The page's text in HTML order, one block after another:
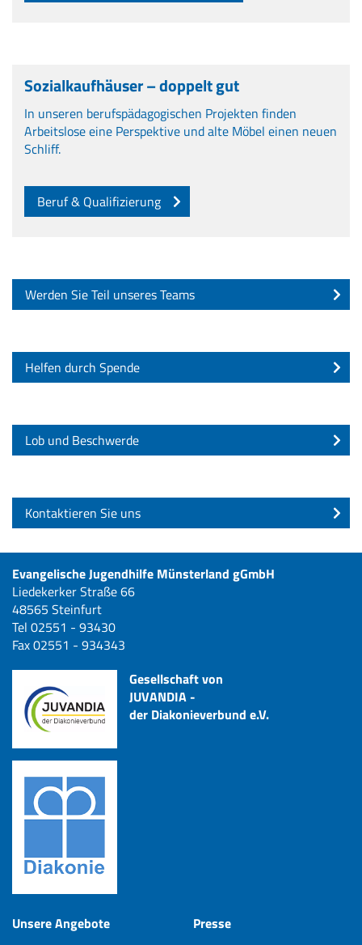
Sozialkaufhäuser – doppelt gut
In unseren berufspädagogischen Projekten finden
Arbeitslose eine Perspektive und alte Möbel einen neuen
Schliff.
Beruf & Qualifizierung
Werden Sie Teil unseres Teams
Helfen durch Spende
Lob und Beschwerde
Kontaktieren Sie uns
Evangelische Jugendhilfe Münsterland gGmbH
Liedekerker Straße 66
48565 Steinfurt
Tel 02551 - 93430
Fax 02551 - 934343
Gesellschaft von
JUVANDIA -
der Diakonieverbund e.V.
Unsere Angebote
Presse